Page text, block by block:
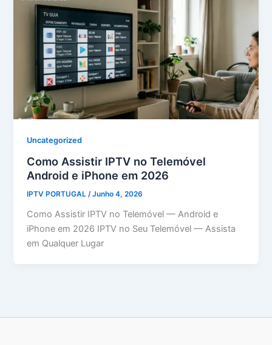
Uncategorized
Como Assistir IPTV no Telemóvel
Android e iPhone em 2026
IPTV PORTUGAL/Junho 4, 2026
Como Assistir IPTV no Telemóvel — Android e
iPhone em 2026 IPTV no Seu Telemóvel — Assista
em Qualquer Lugar